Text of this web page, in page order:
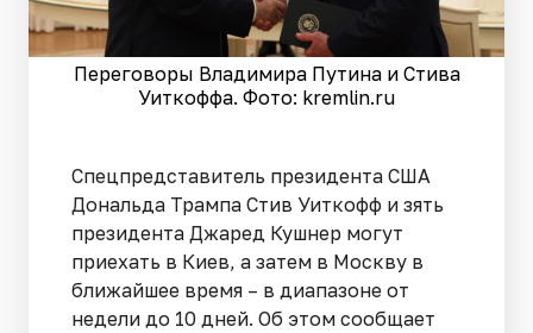
Переговоры Владимира Путина и Стива
Уиткоффа. Фото: kremlin.ru
Спецпредставитель президента США
Дональда Трампа Стив Уиткофф и зять
президента Джаред Кушнер могут
приехать в Киев, а затем в Москву в
ближайшее время – в диапазоне от
недели до 10 дней. Об этом сообщает